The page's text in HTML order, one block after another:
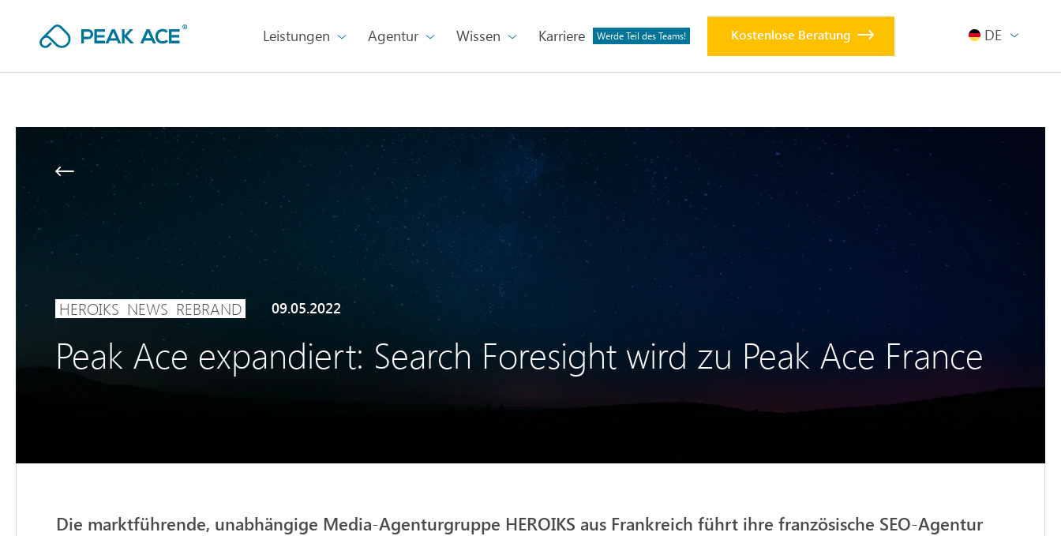
Leistungen Agentur Wissen Karriere Werde Teil des Teams! Kostenlose Beratung DEUTSCH
HEROIKS NEWS REBRAND 09.05.2022
Peak Ace expandiert: Search Foresight wird zu Peak Ace France
Die marktführende, unabhängige Media-Agenturgruppe HEROIKS aus Frankreich führt ihre französische SEO-Agentur